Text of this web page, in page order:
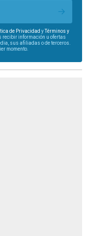
de Privacidad yTérminos y
recibir información u ofertas
sus afiliadas o de terceros.
momento.